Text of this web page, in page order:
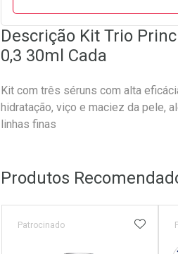
Descrição Kit Trio
0,3 30ml Cada
Kit com três séruns com alta
hidratação, viço e maciez da pele,
linhas finas
Produtos
Patrocinado